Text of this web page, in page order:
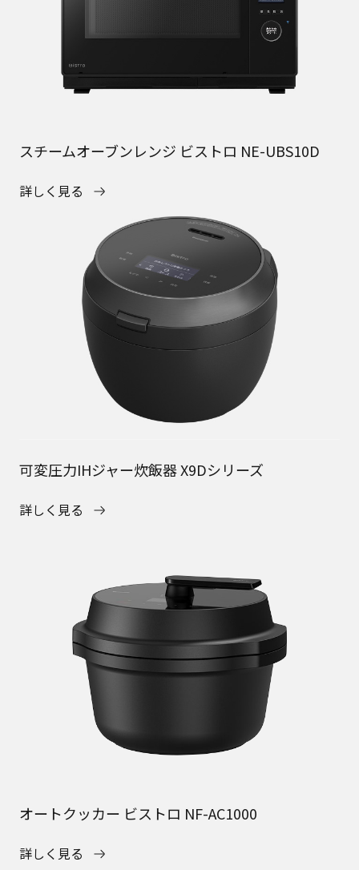
スチームオーブンレンジ ビストロ NE-UBS10D
詳しく見る
可変圧力IHジャー炊飯器 X9Dシリーズ
詳しく見る
オートクッカー ビストロ NF-AC1000
詳しく見る